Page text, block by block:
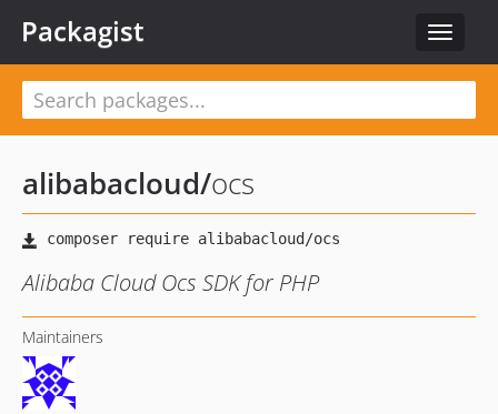
Toggle
Packagist
alibabacloud/ocs
Alibaba Cloud Ocs SDK for PHP
Maintainers